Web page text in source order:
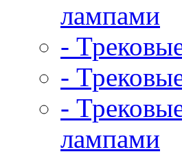
лампами
-
-
-
лампами